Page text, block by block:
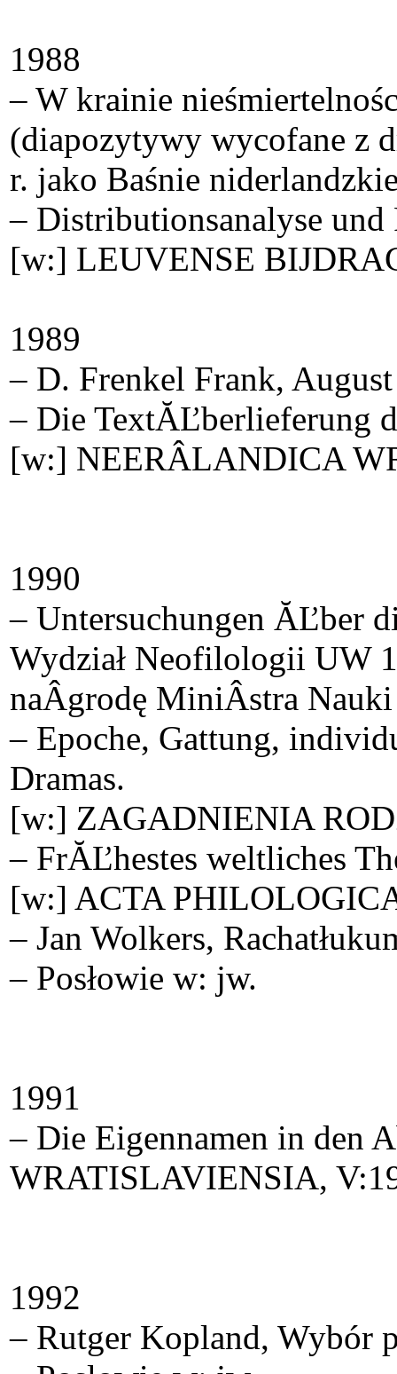
1988
– W krainie
(diapozytywy wycofane z
r. jako Baśnie
– Distributionsanalyse und
[w:] LEUVENSE
1989
– D. Frenkel Frank,
– Die TextĂĽberlieferung
[w:] NEERÂ­LANDICA
1990
– Untersuchungen ĂĽber
Wydział Neofilologii UW
naÂ­grodę MiniÂ­stra
– Epoche, Gattung,
Dramas.
[w:] ZAGADNIENIA
– FrĂĽhestes weltliches
[w:] ACTA
– Jan Wolkers,
– Posłowie w: jw.
1991
– Die Eigennamen in den
WRATISLAVIENSIA,
1992
– Rutger Kopland, Wybór